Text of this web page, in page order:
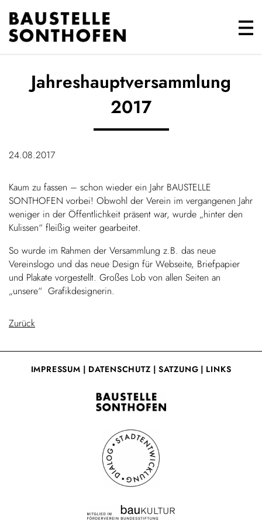
Jahreshauptversammlung
2017
24.08.2017
Kaum zu fassen – schon wieder ein Jahr BAUSTELLE
SONTHOFEN vorbei! Obwohl der Verein im vergangenen Jahr
weniger in der Öffentlichkeit präsent war, wurde „hinter den
Kulissen“ fleißig weiter gearbeitet.
So wurde im Rahmen der Versammlung z.B. das neue
Vereinslogo und das neue Design für Webseite, Briefpapier
und Plakate vorgestellt. Großes Lob von allen Seiten an
„unsere“ Grafikdesignerin.
Zurück
IMPRESSUM | DATENSCHUTZ | SATZUNG | LINKS